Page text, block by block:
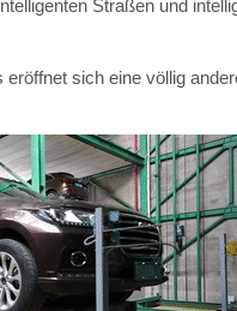
Straßen und
sich eine völlig